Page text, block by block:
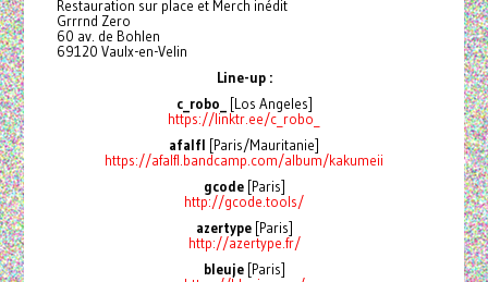
Restauration sur place et Merch inédit
Grrrnd Zero
60 av. de Bohlen
69120 Vaulx-en-Velin
Line-up :
c_robo_
[Los Angeles]
https://linktr.ee/c_robo_
afalfl [Paris/Mauritanie]
https://afalfl.bandcamp.com/album/kakumeii
gcode[Paris]
http://gcode.tools/
azertype[Paris]
http://azertype.fr/
bleuje[Paris]